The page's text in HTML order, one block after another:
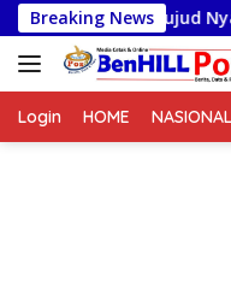
Langsung
ke
konten
Breaking NewsWujud Nyata
Login HOME NASIONAL